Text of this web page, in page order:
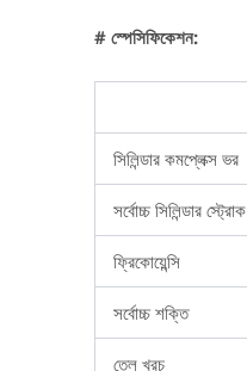
# স্পেসিফিকেশন:
সিলিন্ডার কমপ্লেক্স ভর
সর্বোচ্চ সিলিন্ডার স্ট্রোক
ফ্রিকোয়েন্সি
সর্বোচ্চ শক্তি
তেল খরচ